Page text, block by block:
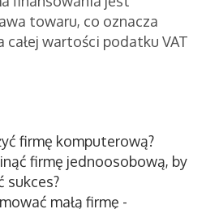
towaru, co oznacza
całej wartości podatku VAT
firmę komputerową?
firmę jednoosobową, by
sukces?
małą firmę -